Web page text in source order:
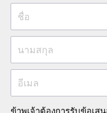
ชื่อ
นามสกุล
อีเมล